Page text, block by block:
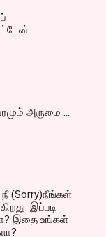
அருமை ...
நீ (Sorry)நீங்கள்
இப்படி
இதை உங்கள்